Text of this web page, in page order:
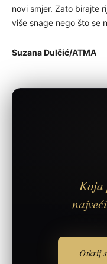
novi smjer. Zato birajte
više snage nego što se
Suzana Dulčić/ATMA
Koja
Otkrij